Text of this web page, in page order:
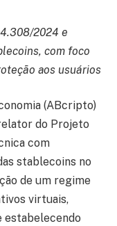
2024 e
com foco
aos usuários
(ABcripto)
do Projeto
com
stablecoins no
de um regime
virtuais,
estabelecendo